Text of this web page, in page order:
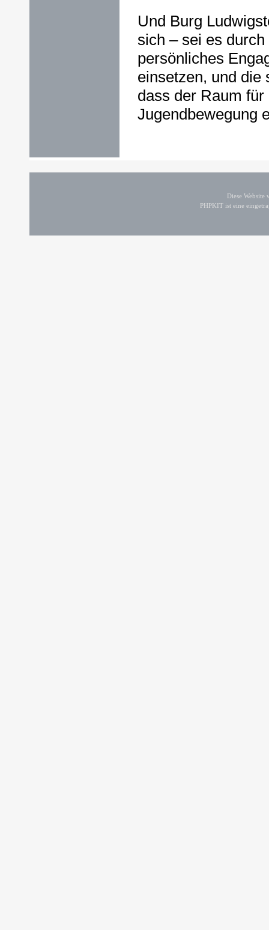
Und Burg
sich – sei es
persönliches
einsetzen, und die
dass der Raum für
Jugendbewegung
Diese
PHPKIT ist eine